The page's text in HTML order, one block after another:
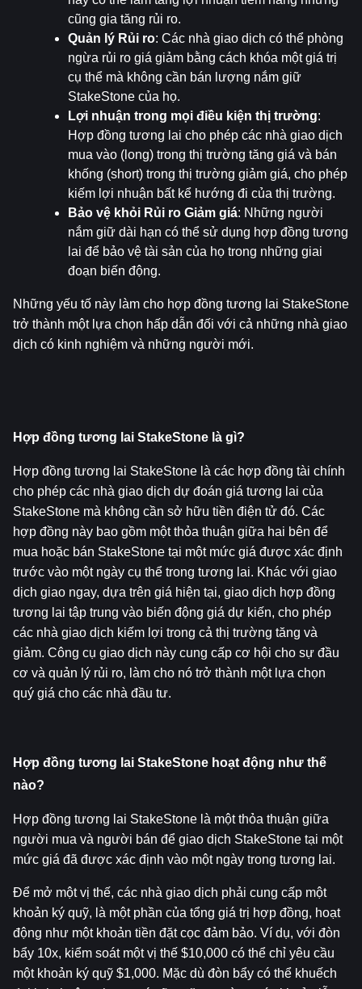
cũng gia tăng rủi ro.
Quản lý Rủi ro: Các nhà giao dịch có thể phòng
ngừa rủi ro giá giảm bằng cách khóa một giá trị
cụ thể mà không cần bán lượng nắm giữ
StakeStone của họ.
Lợi nhuận trong mọi điều kiện thị trường:
Hợp đồng tương lai cho phép các nhà giao dịch
mua vào (long) trong thị trường tăng giá và bán
khống (short) trong thị trường giảm giá, cho phép
kiếm lợi nhuận bất kể hướng đi của thị trường.
Bảo vệ khỏi Rủi ro Giảm giá: Những người
nắm giữ dài hạn có thể sử dụng hợp đồng tương
lai để bảo vệ tài sản của họ trong những giai
đoạn biến động.
Những yếu tố này làm cho hợp đồng tương lai StakeStone
trở thành một lựa chọn hấp dẫn đối với cả những nhà giao
dịch có kinh nghiệm và những người mới.
Hợp đồng tương lai StakeStone là gì?
Hợp đồng tương lai StakeStone là các hợp đồng tài chính
cho phép các nhà giao dịch dự đoán giá tương lai của
StakeStone mà không cần sở hữu tiền điện tử đó. Các
hợp đồng này bao gồm một thỏa thuận giữa hai bên để
mua hoặc bán StakeStone tại một mức giá được xác định
trước vào một ngày cụ thể trong tương lai. Khác với giao
dịch giao ngay, dựa trên giá hiện tại, giao dịch hợp đồng
tương lai tập trung vào biến động giá dự kiến, cho phép
các nhà giao dịch kiếm lợi trong cả thị trường tăng và
giảm. Công cụ giao dịch này cung cấp cơ hội cho sự đầu
cơ và quản lý rủi ro, làm cho nó trở thành một lựa chọn
quý giá cho các nhà đầu tư.
Hợp đồng tương lai StakeStone hoạt động như thế
nào?
Hợp đồng tương lai StakeStone là một thỏa thuận giữa
người mua và người bán để giao dịch StakeStone tại một
mức giá đã được xác định vào một ngày trong tương lai.
Để mở một vị thế, các nhà giao dịch phải cung cấp một
khoản ký quỹ, là một phần của tổng giá trị hợp đồng, hoạt
động như một khoản tiền đặt cọc đảm bảo. Ví dụ, với đòn
bẩy 10x, kiểm soát một vị thế $10,000 có thể chỉ yêu cầu
một khoản ký quỹ $1,000. Mặc dù đòn bẩy có thể khuếch